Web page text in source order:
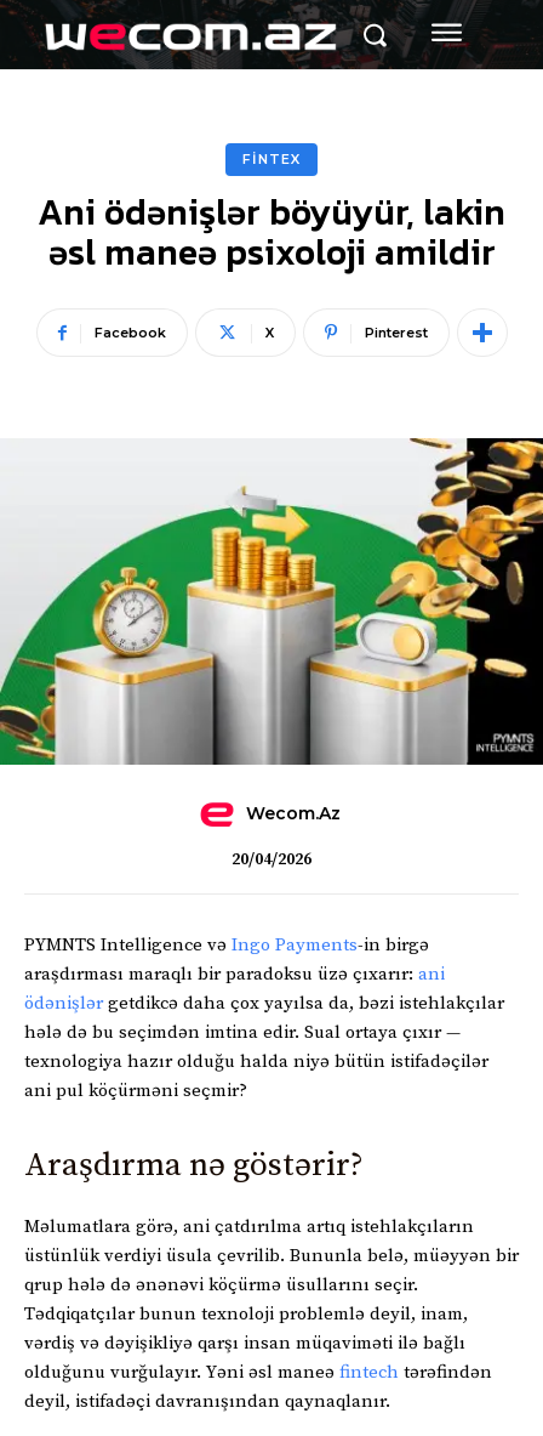
FİNTEX
Ani ödənişlər böyüyür, lakin
əsl maneə psixoloji amildir
Facebook X Pinterest
Wecom.az
20/04/2026
PYMNTS Intelligence və Ingo Payments-in birgə
araşdırması maraqlı bir paradoksu üzə çıxarır: ani
ödənişlərgetdikcə daha çox yayılsa da, bəzi istehlakçılar
hələ də bu seçimdən imtina edir. Sual ortaya çıxır —
texnologiya hazır olduğu halda niyə bütün istifadəçilər
ani pul köçürməni seçmir?
Araşdırma nə göstərir?
Məlumatlara görə, ani çatdırılma artıq istehlakçıların
üstünlük verdiyi üsula çevrilib. Bununla belə, müəyyən bir
qrup hələ də ənənəvi köçürmə üsullarını seçir.
Tədqiqatçılar bunun texnoloji problemlə deyil, inam,
vərdiş və dəyişikliyə qarşı insan müqaviməti ilə bağlı
olduğunu vurğulayır. Yəni əsl maneə fintech tərəfindən
deyil, istifadəçi davranışından qaynaqlanır.